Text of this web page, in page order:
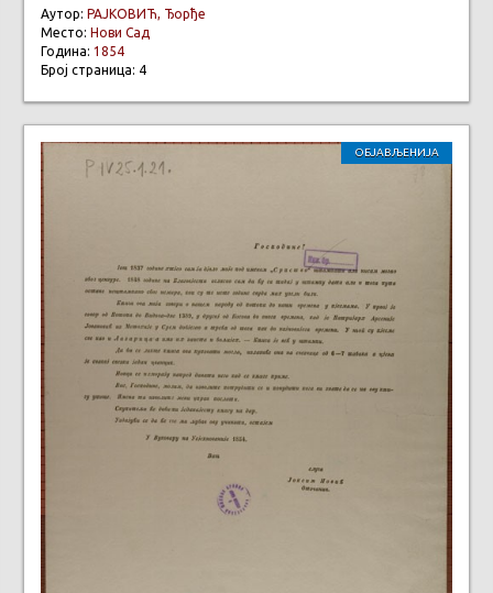
Аутор: РАЈКОВИЋ, Ђорђе
Место: Нови Сад
Година: 1854
Број страница: 4
ОБЈАВЉЕНИЈА